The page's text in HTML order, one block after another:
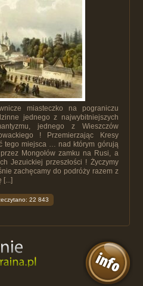
miasteczko na pograniczu
jednego z najwybitniejszych
jednego z Wieszczów
! Przemierzając Kresy
tego miejsca … nad którym górują
Mongołów zamku na Rusi, a
Jezuickiej przeszłości ! Życzymy
zachęcamy do podróży razem z
[...]
22 843